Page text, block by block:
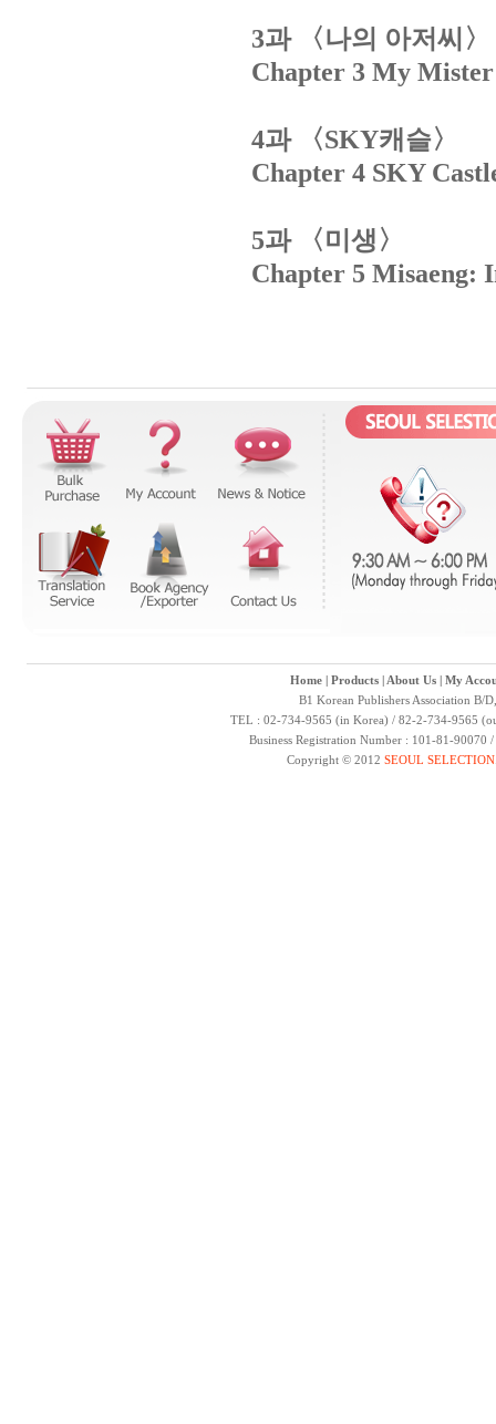
3과 〈나의 아저씨〉
Chapter 3 My Mister
4과 〈SKY캐슬〉
Chapter 4 SKY
5과 〈미생〉
Chapter 5 Misaeng:
Home| Products| About Us| My
B1 Korean Publishers Association B/
TEL : 02-734-9565 (in Korea) / 82-2-734-9565
Business Registration Number : 101-81-
Copyright © 2012 SEOUL SELECTION